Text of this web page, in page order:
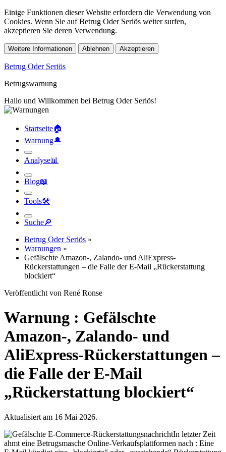
Einige Funktionen dieser Website erfordern die Verwendung von
Cookies. Wenn Sie auf Betrug Oder Seriös weiter surfen,
akzeptieren Sie deren Verwendung.
Weitere Informationen Ablehnen Akzeptieren
Betrug Oder Seriös
Betrugswarnung
Hallo und Willkommen bei Betrug Oder Seriös!
Startseite🏠︎
Warnung🔔︎
Analyse📊︎
Blog📖︎
Tools🛠︎
Suche🔎︎
Betrug Oder Seriös »
Warnungen »
Gefälschte Amazon-, Zalando- und AliExpress-
Rückerstattungen – die Falle der E-Mail „Rückerstattung
blockiert“
Veröffentlicht von René Ronse
Warnung : Gefälschte
Amazon-, Zalando- und
AliExpress-Rückerstattungen –
die Falle der E-Mail
„Rückerstattung blockiert“
Aktualisiert am 16 Mai 2026.
In letzter Zeit
ahmt eine Betrugsmasche Online-Verkaufsplattformen nach : Eine